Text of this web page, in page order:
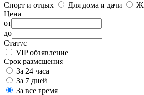
Спорт и отдых
Для дома и дачи
Цена
от
до
Статус
VIP объявление
Срок размещения
За 24 часа
За 7 дней
За все время